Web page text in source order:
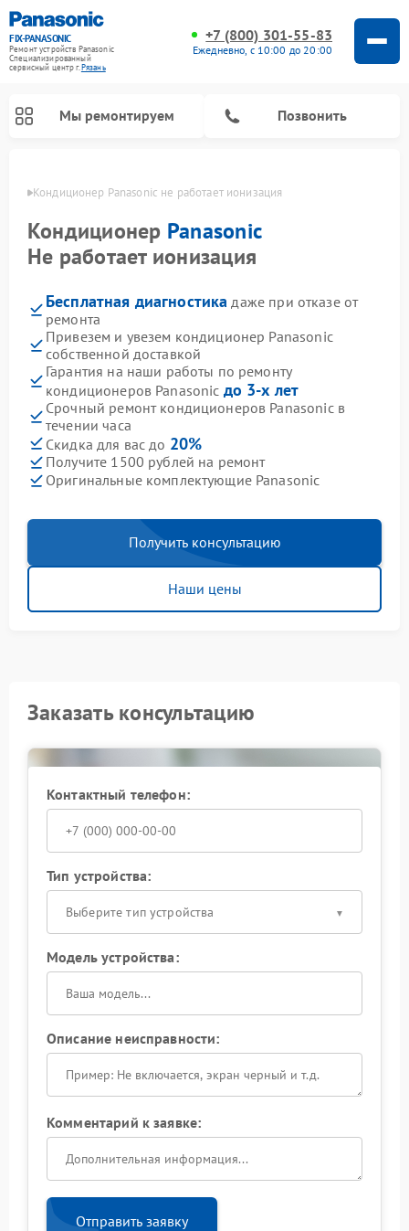
FIX-PANASONIC
Ремонт устройств Panasonic
Специализированный
cервисный центр г.Рязань
+7 (800) 301-55-83
Ежедневно, с 10:00 до 20:00
Мы ремонтируем Позвонить
Кондиционер Panasonic не работает ионизация
Кондиционер Panasonic
Не работает ионизация
Бесплатная диагностика даже при отказе от
ремонта
Привезем и увезем кондиционер Panasonic
собственной доставкой
Гарантия на наши работы по ремонту
кондиционеров Panasonic до 3-х лет
Срочный ремонт кондиционеров Panasonic в
течении часа
Скидка для вас до 20%
Получите 1500 рублей на ремонт
Оригинальные комплектующие Panasonic
Получить консультацию
Наши цены
Заказать консультацию
Контактный телефон:
Тип устройства:
Выберите тип устройства
Модель устройства:
Описание неисправности:
Комментарий к заявке:
Отправить заявку